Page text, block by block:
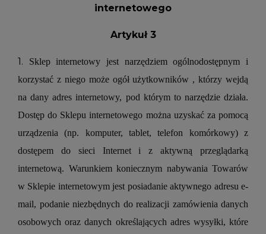
internetowego
Artykuł 3
1.
Sklep internetowy jest narzędziem ogólnodostępnym i
korzystać z niego może ogół użytkowników , którzy wejdą
na dany adres internetowy, pod którym to narzędzie działa.
Dostęp do Sklepu internetowego można uzyskać za pomocą
urządzenia (np. komputer, tablet, telefon komórkowy) z
dostępem do sieci Internet i z aktywną przeglądarką
internetową. Warunkiem koniecznym nabywania Towarów
w Sklepie internetowym jest posiadanie aktywnego adresu e-
mail, podanie niezbędnych do realizacji zamówienia danych
osobowych oraz danych określających adres wysyłki, które